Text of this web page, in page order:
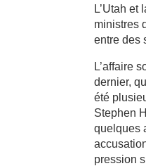
L’Utah
ministres
entre des
L’affaire
dernier,
été
Stephen
quelques
pression